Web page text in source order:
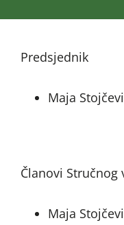
Predsjednik
Maja
Članovi Stručnog
Maja